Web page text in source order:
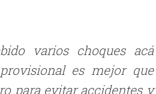
varios choques acá
es mejor que
para evitar accidentes y